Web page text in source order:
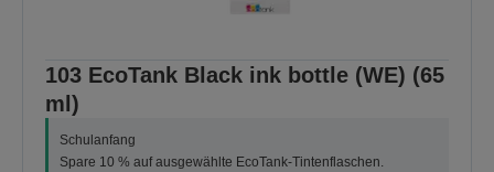
103 EcoTank Black ink bottle (WE) (65
ml)
Schulanfang
Spare 10 % auf ausgewählte EcoTank-Tintenflaschen.